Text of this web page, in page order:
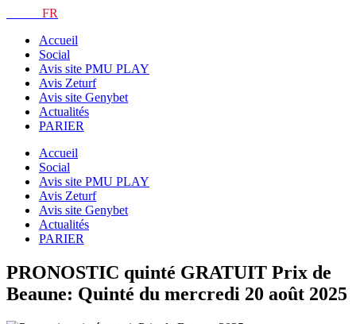
contenu
FR
Accueil
Social
Avis site PMU PLAY
Avis Zeturf
Avis site Genybet
Actualités
PARIER
Accueil
Social
Avis site PMU PLAY
Avis Zeturf
Avis site Genybet
Actualités
PARIER
PRONOSTIC quinté GRATUIT Prix de
Beaune: Quinté du mercredi 20 août 2025